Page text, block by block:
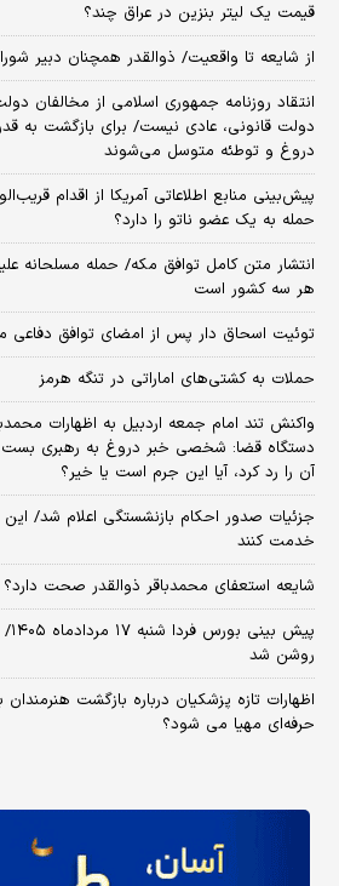
قیمت یک لیتر بنزین در عراق چند؟
از شایعه تا واقعیت/ ذوالقدر همچنان دبیر
انتقاد روزنامه جمهوری اسلامی از
دولت قانونی، عادی نیست/ برای بازگشت به
دروغ و توطئه متوسل می‌شوند
پیش‌بینی منابع اطلاعاتی آمریکا از اقدام
حمله به یک عضو ناتو را دارد؟
انتشار متن کامل توافق مکه/ حمله مسلحانه
هر سه کشور است
توئیت اسحاق دار پس از امضای توافق دفاعی
حملات به کشتی‌های اماراتی در تنگه هرمز
واکنش تند امام جمعه اردبیل به اظهارات
دستگاه قضا: شخصی خبر دروغ به رهبری بست
آن را رد کرد، آیا این جرم است یا خیر؟
خدمت کنند
شایعه استعفای محمدباقر ذوالقدر صحت دارد؟
روشن شد
اظهارات تازه پزشکیان درباره بازگشت
حرفه‌ای مهیا می شود؟